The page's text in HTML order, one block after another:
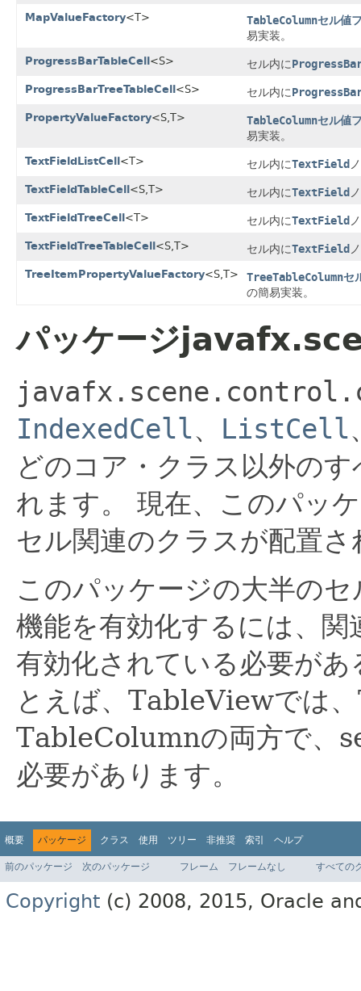
MapValueFactory<T> TableColumnセル値
易実装。
ProgressBarTableCell<S> セル内に
ProgressBarTreeTableCell<S> セル内に
PropertyValueFactory<S,T> TableColumnセル値
易実装。
TextFieldListCell<T> セル内にTextField
TextFieldTableCell<S,T> セル内にTextField
TextFieldTreeCell<T> セル内にTextField
TextFieldTreeTableCell<S,T> セル内にTextField
TreeItemPropertyValueFactory<S,T> TreeTableColumnセ
の簡易実装。
パッケージ
IndexedCell、 ListCell
どのコア・クラス以外の
れます。
現在、このパッ
セル関連のクラスが配置
このパッケージの大半の
機能を有効化するには、
有効化されている必要が
とえば、TableViewでは
TableColumnの両方で、
必要があります。
概要 パッケージ クラス 使用 ツリー 非推奨 索引 ヘルプ
前のパッケージ 次のパッケージ フレーム フレームなし すべての
Copyright (c) 2008, 2015, Oracle